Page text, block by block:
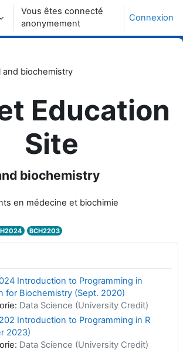
la saisie de recherche
Vous êtes connecté
anonymement
Connexion
and biochemistry
Education
Site
biochemistry
en médecine et biochimie
BCH2203
Introduction to Programming in
for Biochemistry (Sept. 2020)
Data Science (University Credit)
Introduction to Programming in R
2023)
Data Science (University Credit)